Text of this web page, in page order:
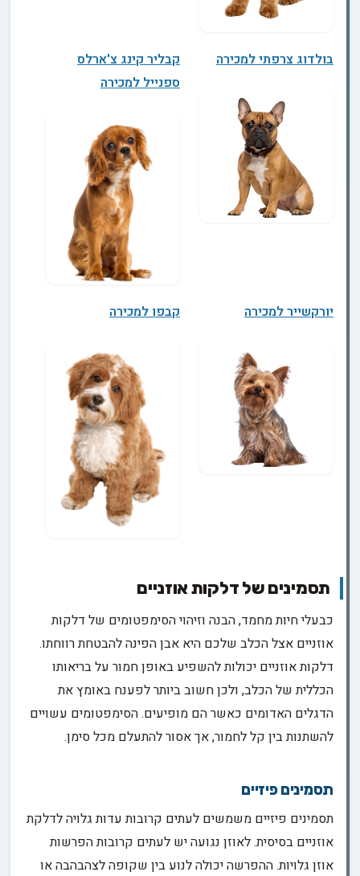
בולדוג צרפתי למכירה
קבליר קינג צ'ארלס
ספנייל למכירה
יורקשייר למכירה קבפו למכירה
תסמינים של דלקות אוזניים
כבעלי חיות מחמד, הבנה וזיהוי הסימפטומים של דלקות
אוזניים אצל הכלב שלכם היא אבן הפינה להבטחת רווחתו.
דלקות אוזניים יכולות להשפיע באופן חמור על בריאותו
הכללית של הכלב, ולכן חשוב ביותר לפענח באומץ את
הדגלים האדומים כאשר הם מופיעים. הסימפטומים עשויים
להשתנות בין קל לחמור, אך אסור להתעלם מכל סימן.
תסמינים פיזיים
תסמינים פיזיים משמשים לעתים קרובות עדות גלויה לדלקת
אוזניים בסיסית. לאוזן נגועה יש לעתים קרובות הפרשות
אוזן גלויות. ההפרשה יכולה לנוע בין שקופה לצהבהבה או